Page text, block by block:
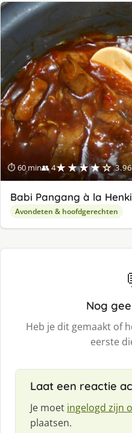
⏱ 60 min👥 4★★★★☆
Babi Pangang à la
Avondeten & hoofdgerechten
Nog
Heb je dit gemaakt of
eerste
Laat een reactie
Je moet ingelogd zijn
plaatsen.